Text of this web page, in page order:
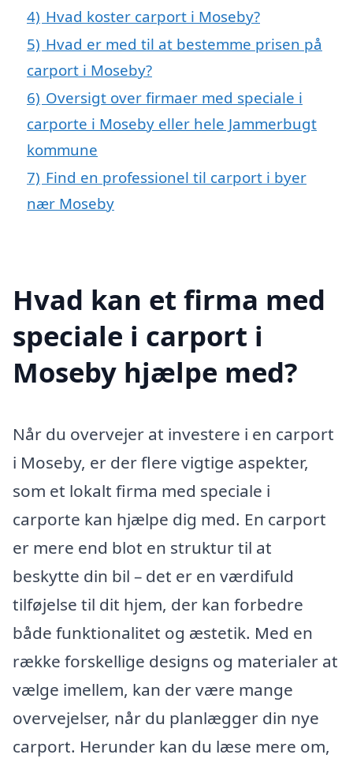
4) Hvad koster carport i Moseby?
5) Hvad er med til at bestemme prisen på
carport i Moseby?
6) Oversigt over firmaer med speciale i
carporte i Moseby eller hele Jammerbugt
kommune
7) Find en professionel til carport i byer
nær Moseby
Hvad kan et firma med
speciale i carport i
Moseby hjælpe med?
Når du overvejer at investere i en carport
i Moseby, er der flere vigtige aspekter,
som et lokalt firma med speciale i
carporte kan hjælpe dig med. En carport
er mere end blot en struktur til at
beskytte din bil – det er en værdifuld
tilføjelse til dit hjem, der kan forbedre
både funktionalitet og æstetik. Med en
række forskellige designs og materialer at
vælge imellem, kan der være mange
overvejelser, når du planlægger din nye
carport. Herunder kan du læse mere om,